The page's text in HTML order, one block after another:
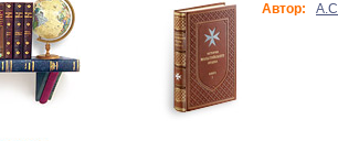
Автор: